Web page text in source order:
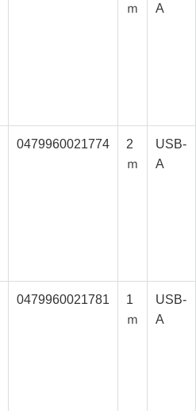
ｍ
A
0479960021774
2
ｍ
USB-
A
0479960021781
1
ｍ
USB-
A